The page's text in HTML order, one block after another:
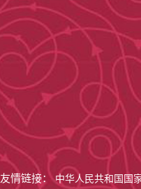
友情链接：中华人民共和国国